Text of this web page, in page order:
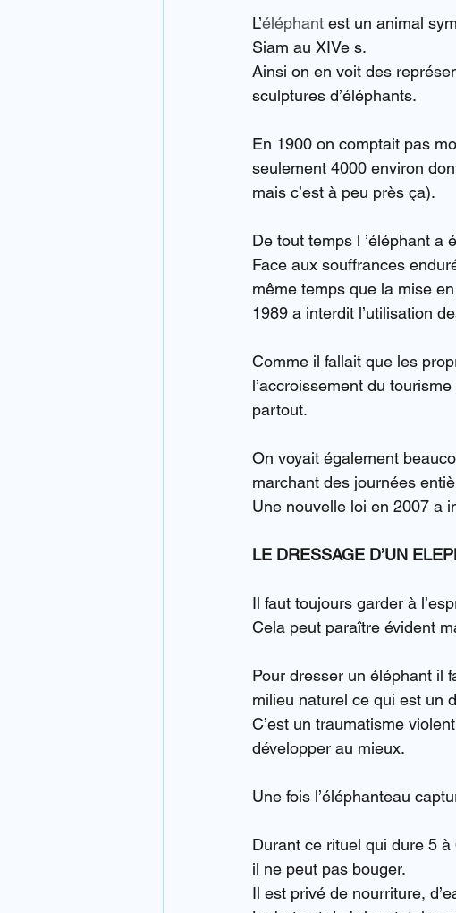
L’éléphant est un animal
Siam au XIVe s.
Ainsi on en voit des
sculptures d’éléphants.
En 1900 on comptait pas
seulement 4000 environ
mais c’est à peu près ça).
De tout temps l ’éléphant a
Face aux souffrances
même temps que la mise
1989 a interdit l’utilisation
Comme il fallait que les
l’accroissement du
partout.
On voyait également
marchant des journées
Une nouvelle loi en 2007 a
LE DRESSAGE D’UN
Il faut toujours garder à
Cela peut paraître évident
Pour dresser un éléphant il
milieu naturel ce qui est un
C’est un traumatisme
développer au mieux.
Une fois l’éléphanteau
Durant ce rituel qui dure 5
il ne peut pas bouger.
Il est privé de nourriture,